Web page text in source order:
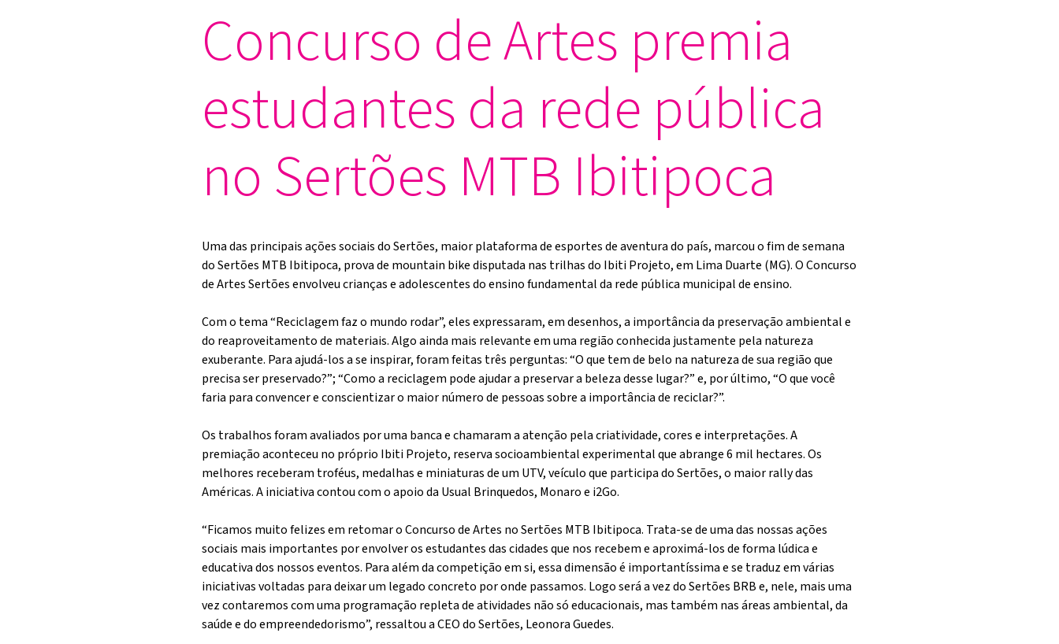
Concurso de Artes premia
estudantes da rede pública
no Sertões MTB Ibitipoca
Uma das principais ações sociais do Sertões, maior plataforma de esportes de aventura do país, marcou o fim de semana
do Sertões MTB Ibitipoca, prova de mountain bike disputada nas trilhas do Ibiti Projeto, em Lima Duarte (MG). O Concurso
de Artes Sertões envolveu crianças e adolescentes do ensino fundamental da rede pública municipal de ensino.
Com o tema “Reciclagem faz o mundo rodar”, eles expressaram, em desenhos, a importância da preservação ambiental e
do reaproveitamento de materiais. Algo ainda mais relevante em uma região conhecida justamente pela natureza
exuberante. Para ajudá-los a se inspirar, foram feitas três perguntas: “O que tem de belo na natureza de sua região que
precisa ser preservado?”; “Como a reciclagem pode ajudar a preservar a beleza desse lugar?” e, por último, “O que você
faria para convencer e conscientizar o maior número de pessoas sobre a importância de reciclar?”.
Os trabalhos foram avaliados por uma banca e chamaram a atenção pela criatividade, cores e interpretações. A
premiação aconteceu no próprio Ibiti Projeto, reserva socioambiental experimental que abrange 6 mil hectares. Os
melhores receberam troféus, medalhas e miniaturas de um UTV, veículo que participa do Sertões, o maior rally das
Américas. A iniciativa contou com o apoio da Usual Brinquedos, Monaro e i2Go.
“Ficamos muito felizes em retomar o Concurso de Artes no Sertões MTB Ibitipoca. Trata-se de uma das nossas ações
sociais mais importantes por envolver os estudantes das cidades que nos recebem e aproximá-los de forma lúdica e
educativa dos nossos eventos. Para além da competição em si, essa dimensão é importantíssima e se traduz em várias
iniciativas voltadas para deixar um legado concreto por onde passamos. Logo será a vez do Sertões BRB e, nele, mais uma
vez contaremos com uma programação repleta de atividades não só educacionais, mas também nas áreas ambiental, da
saúde e do empreendedorismo”, ressaltou a CEO do Sertões, Leonora Guedes.